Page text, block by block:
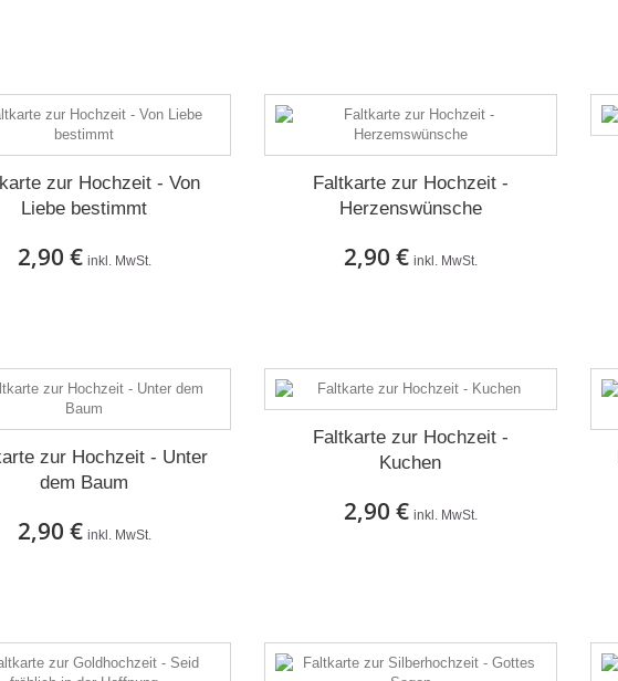
zur Hochzeit - Von
Liebe bestimmt
2,90 € inkl. MwSt.
Faltkarte zur Hochzeit -
Herzenswünsche
2,90 € inkl. MwSt.
zur Hochzeit - Unter
dem Baum
2,90 € inkl. MwSt.
Faltkarte zur Hochzeit -
Kuchen
2,90 € inkl. MwSt.